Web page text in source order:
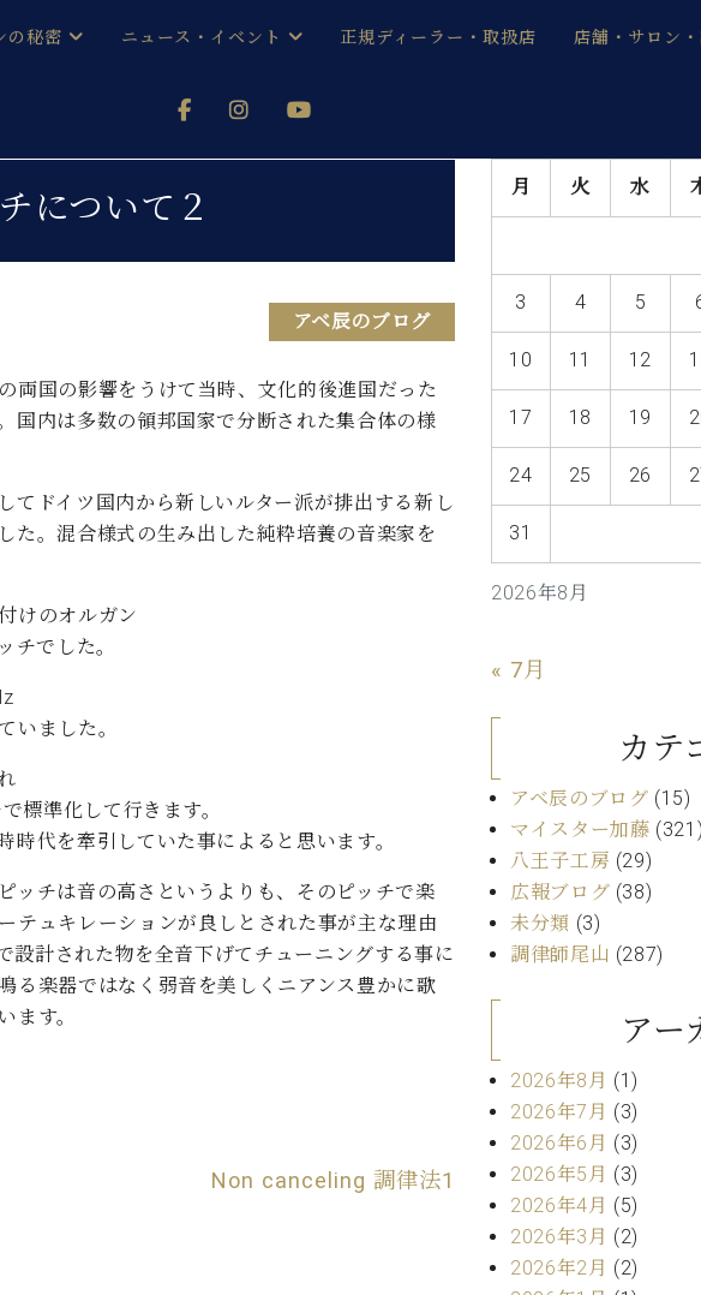
C.ベヒシュタイン レジデンス
の秘密
を弾く前に
・スタジオ
室
ニュース・イベント
メルマガ会員登録ご案内
(入荷情報等)
(お知らせ・メディア情報)
コンサート
レッスンイベント
コンクール
正規ディーラー・取扱店 店舗・サロン
ーレ音楽教室
本社：八王子・技術営
スタッフご挨拶
展示情報【ユーロピアノ特選中古】
アクセス
お問い合わせ
)
について２
アベ辰のブログ
両国の影響をうけて当時、文化的後進国だった
国内は多数の領邦国家で分断された集合体の様
てドイツ国内から新しいルター派が排出する新し
た。混合様式の生み出した純粋培養の音楽家を
けのオルガン
チでした。
いました。
標準化して行きます。
代を牽引していた事によると思います。
ッチは音の高さというよりも、そのピッチで楽
テュキレーションが良しとされた事が主な理由
設計された物を全音下げてチューニングする事に
る楽器ではなく弱音を美しくニアンス豊かに歌
ます。
Non canceling 調律法1
2026年8月
月 火 水
3 4 5
10 11 12
17 18 19
24 25 26
31
« 7月
カテ
アベ辰のブログ (15)
マイスター加藤 (321)
八王子工房 (29)
広報ブログ (38)
未分類 (3)
調律師尾山 (287)
アー
2026年8月 (1)
2026年7月 (3)
2026年6月 (3)
2026年5月 (3)
2026年4月 (5)
2026年3月 (2)
2026年2月 (2)